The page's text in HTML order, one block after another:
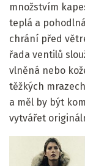
množstvím
teplá a
chrání před
řada ventilů
vlněná nebo
těžkých
a měl by být
vytvářet